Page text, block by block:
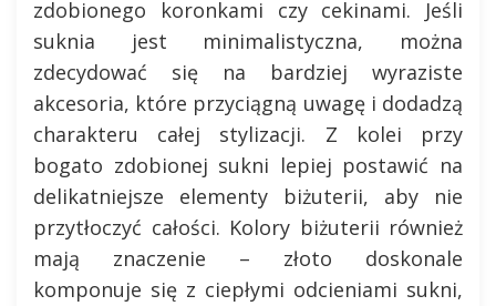
zdobionego koronkami czy cekinami. Jeśli
suknia jest minimalistyczna, można
zdecydować się na bardziej wyraziste
akcesoria, które przyciągną uwagę i dodadzą
charakteru całej stylizacji. Z kolei przy
bogato zdobionej sukni lepiej postawić na
delikatniejsze elementy biżuterii, aby nie
przytłoczyć całości. Kolory biżuterii również
mają znaczenie – złoto doskonale
komponuje się z ciepłymi odcieniami sukni,